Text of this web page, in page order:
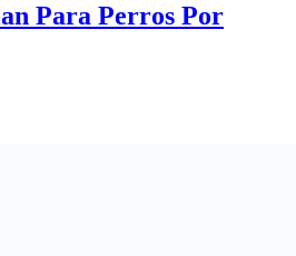
Para Perros Por